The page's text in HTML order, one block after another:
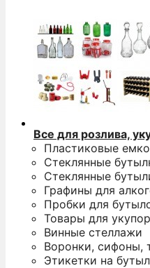
Все для розлива,
Пластиковые
Стеклянные
Стеклянные
Графины для
Пробки для
Товары для
Винные стеллажи
Воронки, сифоны,
Этикетки на